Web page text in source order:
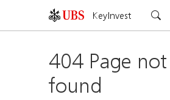
KeyInvest
404 Page not
found